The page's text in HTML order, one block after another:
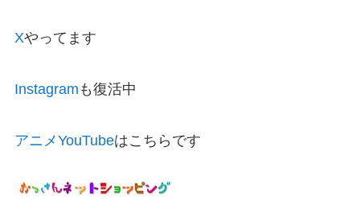
Xやってます
Instagram も復活中
アニメYouTubeはこちらです